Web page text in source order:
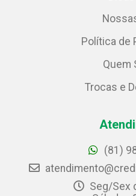
Política de
Quem
Trocas e
(81)
Seg/Sex